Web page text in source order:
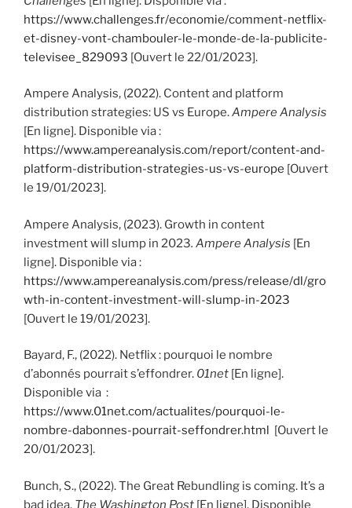
https://www.challenges.fr/economie/comment-netflix-
et-disney-vont-chambouler-le-monde-de-la-publicite-
televisee_829093 [Ouvert le 22/01/2023].
Ampere Analysis, (2022). Content and platform
distribution strategies: US vs Europe.Ampere Analysis
[En ligne]. Disponible via :
https://www.ampereanalysis.com/report/content-and-
platform-distribution-strategies-us-vs-europe [Ouvert
le 19/01/2023].
Ampere Analysis, (2023). Growth in content
investment will slump in 2023. Ampere Analysis [En
ligne]. Disponible via :
https://www.ampereanalysis.com/press/release/dl/gro
wth-in-content-investment-will-slump-in-2023
[Ouvert le 19/01/2023].
Bayard, F., (2022). Netflix : pourquoi le nombre
d’abonnés pourrait s’effondrer. 01net [En ligne].
Disponible via :
https://www.01net.com/actualites/pourquoi-le-
nombre-dabonnes-pourrait-seffondrer.html [Ouvert le
20/01/2023].
Bunch, S., (2022). The Great Rebundling is coming. It’s a
bad idea. The Washington Post [En ligne]. Disponible